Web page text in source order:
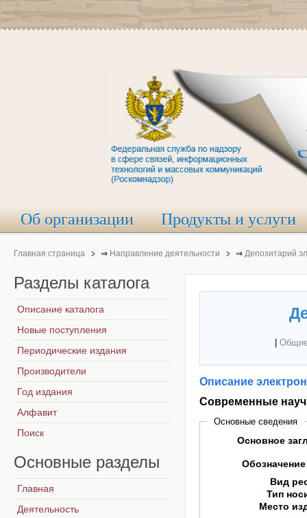
Об организации Продукты и услуги
Главная страница ⇒ Направление деятельности ⇒ Депозитарий
Описание
Современные
Основные сведения
Основное
Вид
Тип
Место
Разделы каталога
Описание каталога
Новые поступления
Периодические издания
Производители
Год издания
Алфавит
Поиск
Основные разделы
Главная
Деятельность